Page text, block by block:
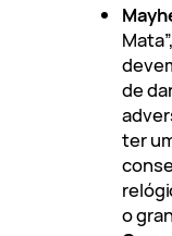
de
ter
o